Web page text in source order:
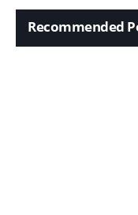
Recommended